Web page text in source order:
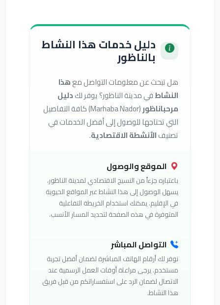
دليل خدمات هذا النشاط
بالناظور
هل تبحث عن معلومات التواصل معهذا
النشاطفي مدينة الناظور؟ يوفر لكدليل
مرحباناظور
(Marhaba Nador) كافة التفاصيل
التي تحتاجها للوصول إلى أفضل الخدمات في
تصنيفالأنشطة الاقتصادية.
الموقع والوصول
باعتباره جزءاً من النسيج الاقتصادي لمدينة الناظور،
يسهل الوصول إلى هذا النشاط عبر المواقع الحيوية
في الإقليم. يمكنك استخدام الخريطة التفاعلية
المتوفرة في هذه الصفحة لتحديد المسار الأنسب.
التواصل المباشر
نوفر لك أرقام الهاتف المباشرة لضمان أفضل تجربة
مستخدم. يرجى مراعاة أوقات العمل الرسمية عند
الاتصال لضمان الرد على استفساراتكم من قبل فريق
هذا النشاط.